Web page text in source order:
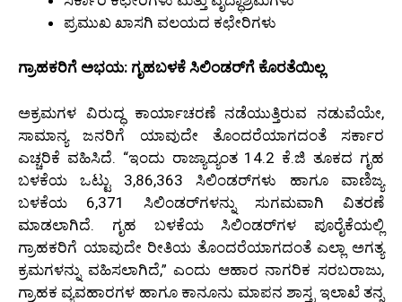
ಪ್ರಮುಖ ಖಾಸಗಿ ವಲಯದ ಕಛೇರಿಗಳು
ಗ್ರಾಹಕರಿಗೆ ಅಭಯ: ಗೃಹಬಳಕೆ ಸಿಲಿಂಡರ್‌ಗೆ ಕೊರತೆಯಿಲ್ಲ
ಅಕ್ರಮಗಳ ವಿರುದ್ಧ ಕಾರ್ಯಾಚರಣೆ ನಡೆಯುತ್ತಿರುವ ನಡುವೆಯೇ,
ಸಾಮಾನ್ಯ ಜನರಿಗೆ ಯಾವುದೇ ತೊಂದರೆಯಾಗದಂತೆ ಸರ್ಕಾರ
ಎಚ್ಚರಿಕೆ ವಹಿಸಿದೆ. “ಇಂದು ರಾಜ್ಯಾದ್ಯಂತ 14.2 ಕೆ.ಜಿ ತೂಕದ ಗೃಹ
ಬಳಕೆಯ ಒಟ್ಟು 3,86,363 ಸಿಲಿಂಡರ್‌ಗಳು ಹಾಗೂ ವಾಣಿಜ್ಯ
ಬಳಕೆಯ 6,371 ಸಿಲಿಂಡರ್‌ಗಳನ್ನು ಸುಗಮವಾಗಿ ವಿತರಣೆ
ಮಾಡಲಾಗಿದೆ. ಗೃಹ ಬಳಕೆಯ ಸಿಲಿಂಡರ್‌ಗಳ ಪೂರೈಕೆಯಲ್ಲಿ
ಗ್ರಾಹಕರಿಗೆ ಯಾವುದೇ ರೀತಿಯ ತೊಂದರೆಯಾಗದಂತೆ ಎಲ್ಲಾ ಅಗತ್ಯ
ಕ್ರಮಗಳನ್ನು ವಹಿಸಲಾಗಿದೆ,” ಎಂದು ಆಹಾರ ನಾಗರಿಕ ಸರಬರಾಜು,
ಗ್ರಾಹಕ ವ್ಯವಹಾರಗಳ ಹಾಗೂ ಕಾನೂನು ಮಾಪನ ಶಾಸ್ತ್ರ ಇಲಾಖೆ ತನ್ನ